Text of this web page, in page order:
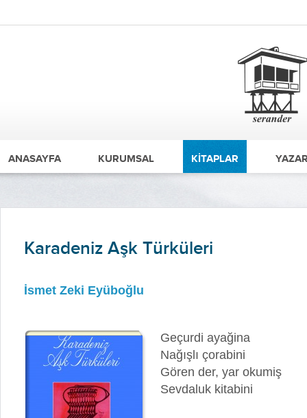
ANASAYFA KURUMSAL KİTAPLAR
Karadeniz Aşk Türküleri
İsmet Zeki Eyüboğlu
Geçurdi ayağina
Nağışlı çorabini
Gören der, yar okumiş
Sevdaluk kitabini